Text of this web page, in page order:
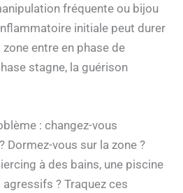
fréquente ou bijou
initiale peut durer
entre en phase de
stagne, la guérison
: changez-vous
Dormez-vous sur la zone ?
à des bains, une piscine
? Traquez ces